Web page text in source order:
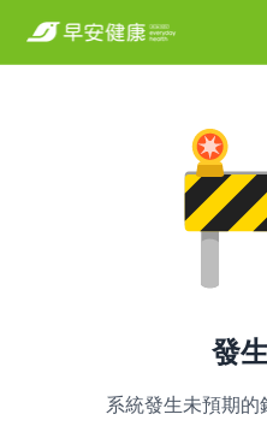
發
系統發生未預期的